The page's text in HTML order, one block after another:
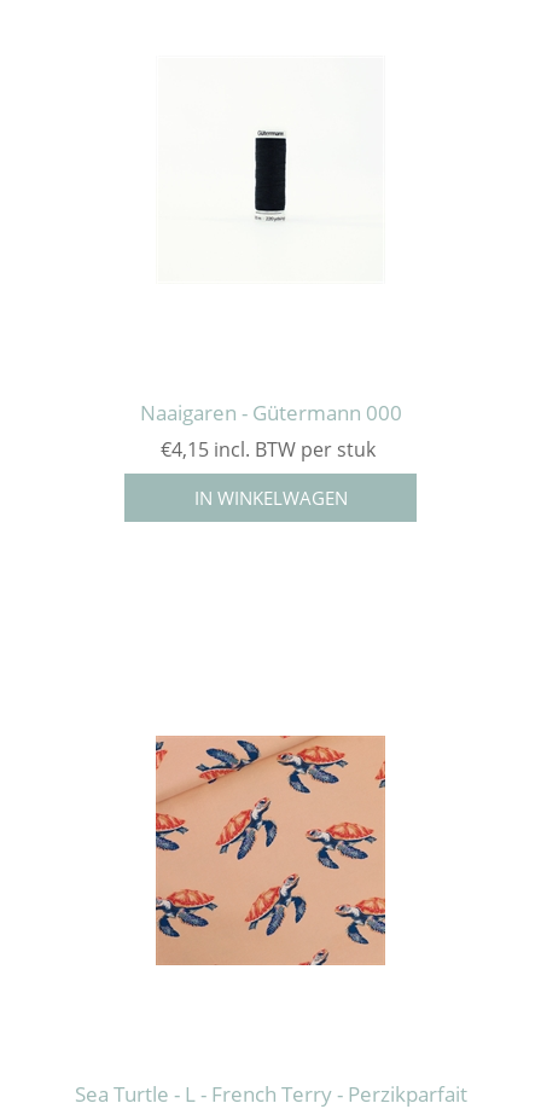
Naaigaren - Gütermann 000
€4,15 incl. BTW per stuk
Sea Turtle - L - French Terry - Perzikparfait